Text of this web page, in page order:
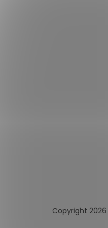
Copyright 2026